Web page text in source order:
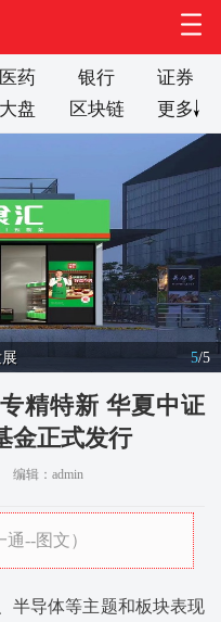
医药 银行
证券
大盘 区块链 更多
5/5
精特新 华夏中证
金正式发行
编辑：admin
--图文）
半导体等主题和板块表现